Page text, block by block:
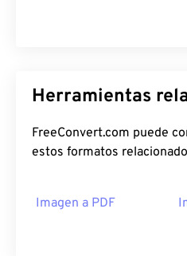
Herramientas
FreeConvert.com puede
estos formatos
Imagen a PDF